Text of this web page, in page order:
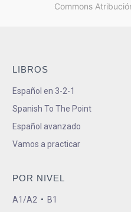
Commons
LIBROS
Español en 3-2-1
Spanish To The Point
Español avanzado
Vamos a practicar
POR NIVEL
A1/A2 • B1